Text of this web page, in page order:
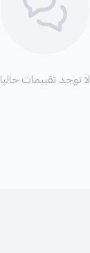
لا توجد تقييمات حاليا